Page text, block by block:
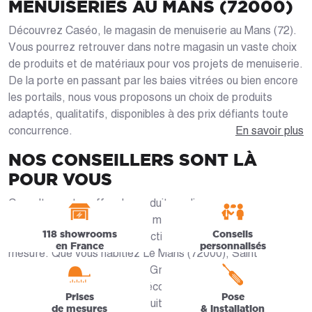
MENUISERIES AU MANS (72000)
Découvrez Caséo, le magasin de menuiserie au Mans (72).
Vous pourrez retrouver dans notre magasin un vaste choix
de produits et de matériaux pour vos projets de menuiserie.
De la porte en passant par les baies vitrées ou bien encore
les portails, nous vous proposons un choix de produits
adaptés, qualitatifs, disponibles à des prix défiants toute
concurrence.
NOS CONSEILLERS SONT LÀ
POUR VOUS
Consultez notre offre de produits en ligne ou venez
rencontrer nos conseillers en magasin qui sauront vous
guider pas à pas dans la sélection de votre menuiserie sur-
mesure. Que vous habitiez Le Mans (72000), Saint
Saturnin, Coudrecieux ou Le Grand Lucé, nos artisans
Saint-Sanyens sont à votre écoute. De la prise de mesures
jusqu’à la conception du produit final, les équipes de Caséo
En savoir plus
118 showrooms
en France
Conseils
personnalisés
Prises
de mesures
Pose
& installation